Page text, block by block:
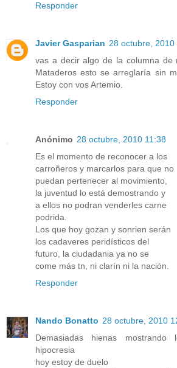
Responder
Javier Gasparian 28 octubre, 2010
vas a decir algo de la columna de
Mataderos esto se arreglaría sin
Estoy con vos Artemio.
Responder
Anónimo 28 octubre, 2010 11:38
Es el momento de reconocer a los
carroñeros y marcarlos para que no
puedan pertenecer al movimiento,
la juventud lo está demostrando y
a ellos no podran venderles carne
podrida.
Los que hoy gozan y sonrien serán
los cadaveres peridísticos del
futuro, la ciudadania ya no se
come más tn, ni clarín ni la nación.
Responder
Nando Bonatto 28 octubre, 2010
Demasiadas hienas mostrando
hipocresia
hoy estoy de duelo